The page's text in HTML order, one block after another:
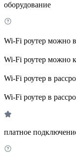
оборудование
Wi-Fi роутер можно
Wi-Fi роутер можно
Wi-Fi роутер в
Wi-Fi роутер в
платное